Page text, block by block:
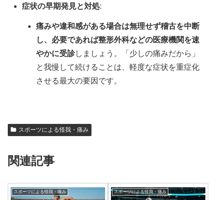
症状の早期発見と対処:
痛みや違和感がある場合は無理せず稽古を中断
し、必要であれば整形外科などの医療機関を速
やかに受診しましょう。「少しの痛みだから」
と我慢して続けることは、軽度な症状を重症化
させる最大の要因です。
スポーツによる怪我・痛み
関連記事
スポーツによる怪我・痛み スポーツによる怪我・痛み